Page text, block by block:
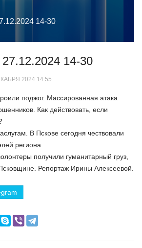
14-30
14-30
2024 14:55
поджог. Массированная атака
Как действовать, если
В Пскове сегодня чествовали
региона.
получили гуманитарный груз,
Репортаж Ирины Алексеевой.